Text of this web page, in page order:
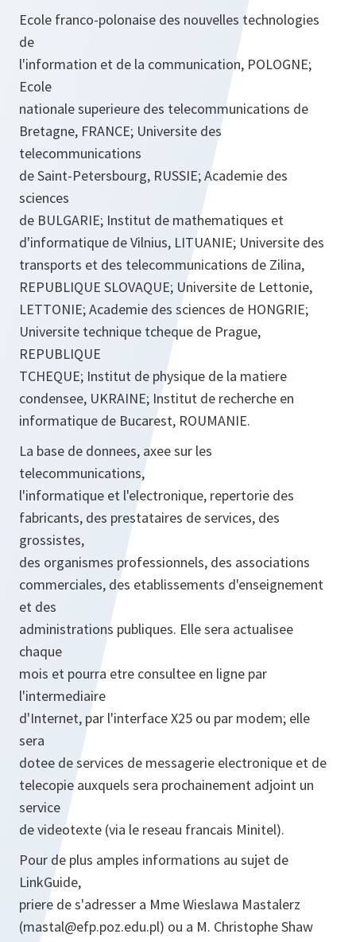
Ecole franco-polonaise des nouvelles technologies
de
l'information et de la communication, POLOGNE;
Ecole
nationale superieure des telecommunications de
Bretagne, FRANCE; Universite des
telecommunications
de Saint-Petersbourg, RUSSIE; Academie des
sciences
de BULGARIE; Institut de mathematiques et
d'informatique de Vilnius, LITUANIE; Universite des
transports et des telecommunications de Zilina,
REPUBLIQUE SLOVAQUE; Universite de Lettonie,
LETTONIE; Academie des sciences de HONGRIE;
Universite technique tcheque de Prague,
REPUBLIQUE
TCHEQUE; Institut de physique de la matiere
condensee, UKRAINE; Institut de recherche en
informatique de Bucarest, ROUMANIE.
La base de donnees, axee sur les
telecommunications,
l'informatique et l'electronique, repertorie des
fabricants, des prestataires de services, des
grossistes,
des organismes professionnels, des associations
commerciales, des etablissements d'enseignement
et des
administrations publiques. Elle sera actualisee
chaque
mois et pourra etre consultee en ligne par
l'intermediaire
d'Internet, par l'interface X25 ou par modem; elle
sera
dotee de services de messagerie electronique et de
telecopie auxquels sera prochainement adjoint un
service
de videotexte (via le reseau francais Minitel).
Pour de plus amples informations au sujet de
LinkGuide,
priere de s'adresser a Mme Wieslawa Mastalerz
(mastal@efp.poz.edu.pl) ou a M. Christophe Shaw